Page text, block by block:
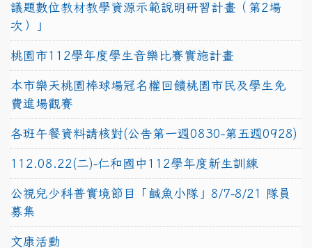
議題數位教材教學資源示範說明研習計畫（第2場
次）」
桃園市112學年度學生音樂比賽實施計畫
本市樂天桃園棒球場冠名權回饋桃園市民及學生免
費進場觀賽
各班午餐資料請核對(公告第一週0830-第五週0928)
112.08.22(二)-仁和國中112學年度新生訓練
公視兒少科普實境節目「鹹魚小隊」8/7-8/21 隊員
募集
文康活動